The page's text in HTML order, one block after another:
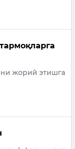
жорий этишга